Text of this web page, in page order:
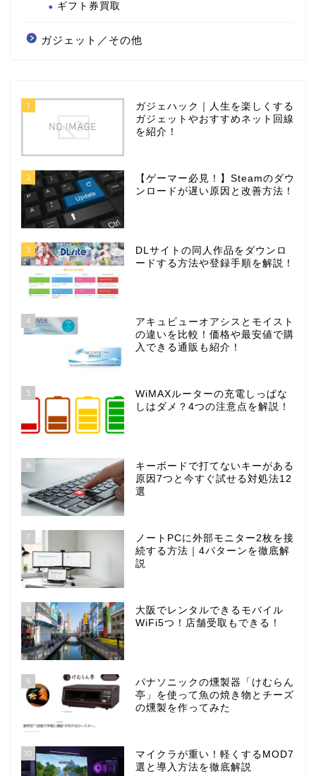
ギフト券買取
ガジェット／その他
1
ガジェハック｜人生を楽しくする
ガジェットやおすすめネット回線
を紹介！
2
【ゲーマー必見！】Steamのダウ
ンロードが遅い原因と改善方法！
3
DLサイトの同人作品をダウンロ
ードする方法や登録手順を解説！
4
アキュビューオアシスとモイスト
の違いを比較！価格や最安値で購
入できる通販も紹介！
5
WiMAXルーターの充電しっぱな
しはダメ？4つの注意点を解説！
6
キーボードで打てないキーがある
原因7つと今すぐ試せる対処法12
選
7
ノートPCに外部モニター2枚を接
続する方法｜4パターンを徹底解
説
8
大阪でレンタルできるモバイル
WiFi5つ！店舗受取もできる！
9
パナソニックの燻製器「けむらん
亭」を使って魚の焼き物とチーズ
の燻製を作ってみた
10
マイクラが重い！軽くするMOD7
選と導入方法を徹底解説